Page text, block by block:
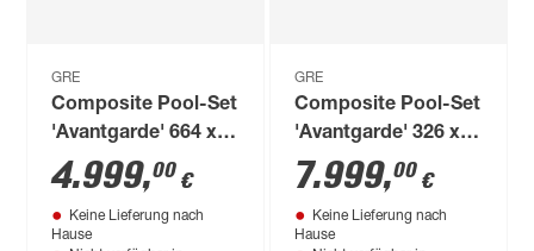
GRE
Composite Pool-Set
'Avantgarde' 664 x
386 x 124 cm mit
Sandfilter und Leiter
4.999,00 €
Keine Lieferung nach
Hause
GRE
Composite Pool-Set
'Avantgarde' 326 x
124 x 466 cm mit
Sandfilter und
Trittleiter
7.999,00 €
Keine Lieferung nach
Hause